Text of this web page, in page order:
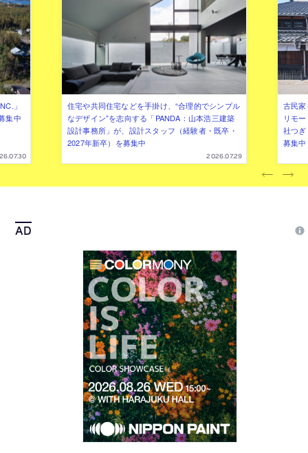
」
集中
住宅や共同住宅などを手掛け、“合理的でシンプル
なデザイン”を志向する「PANDA：山本浩三建築
設計事務所」が、設計スタッフ（経験者・既卒・
2027年新卒）を募集中
2026.07.29
古民
リモ
社つ
募集中